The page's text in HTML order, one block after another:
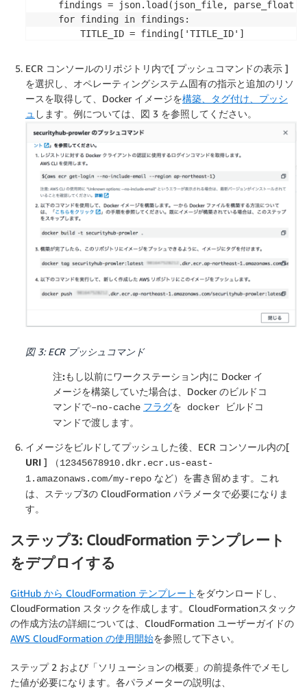
findings = json.load(json_file, parse_float
    for finding in findings:
        TITLE_ID = finding['TITLE_ID']
        RESULT = finding['RESULT']
        NOTES = finding['NOTES']
print("Adding finding:", TITLE_ID,
        table.put_item(
           Item={
               'TITLE_ID': TITLE_ID,
               'TITLE_TEXT': TITLE_TEXT,
               'RESULT': RESULT,
               'NOTES': NOTES,
            }
ECR コンソールのリポジトリ内で[ プッシュコマンドの表示 ]
を選択し、オペレーティングシステム固有の指示と追加のリソ
ースを取得して、Docker イメージを構築、タグ付け、プッシ
ュ します。例については、図 3 を参照してください。
図 3: ECR プッシュコマンド
注:もし以前にワークステーション内に Docker イ
メージを構築していた場合は、Docker のビルドコ
マンドで–no-cache フラグを docker ビルド コ
マンドで渡します。
イメージをビルドしてプッシュした後、ECR コンソール内の[
URI ] （12345678910.dkr.ecr.us-east-
1.amazonaws.com/my-repo など）を書き留めます。これ
は、ステップ3の CloudFormation パラメータで必要になりま
す。
ステップ3: CloudFormation テンプレート
をデプロイする
GitHub から CloudFormation テンプレート をダウンロードし、
CloudFormation スタックを作成します。CloudFormationスタック
の作成方法の詳細については、CloudFormation ユーザーガイドの
AWS CloudFormation の使用開始を参照して下さい。
ステップ 2 および「ソリューションの概要」の前提条件でメモし
た値が必要になります。各パラメーターの説明は、